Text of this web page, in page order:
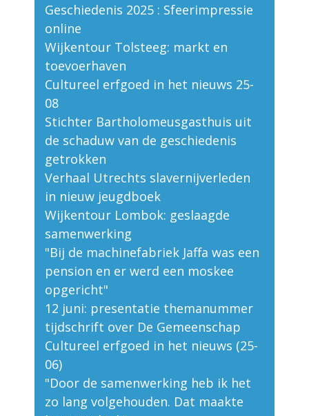
Geschiedenis 2025 : Sfeerimpressie
online
Wijkentour Tolsteeg: markt en
toevoerhaven
Cultureel erfgoed in het nieuws 25-
08
Stichter Bartholomeusgasthuis uit
de schaduw van de geschiedenis
getrokken
Verhaal Utrechts slavernijverleden
in nieuw jeugdboek
Wijkentour Lombok: geslaagde
samenwerking
"Bij de machinefabriek Jaffa was een
pension en er werd een moskee
opgericht"
12 juni: presentatie themanummer
tijdschrift over De Gemeenschap
Cultureel erfgoed in het nieuws (25-
06)
"Door de samenwerking heb ik het
zo lang volgehouden. Dat maakte